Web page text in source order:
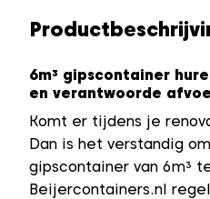
6m³ gipscontainer
en verantwoorde
Komt er tijdens je
Dan is het verstandig
gipscontainer van 6m³
Beijercontainers.nl